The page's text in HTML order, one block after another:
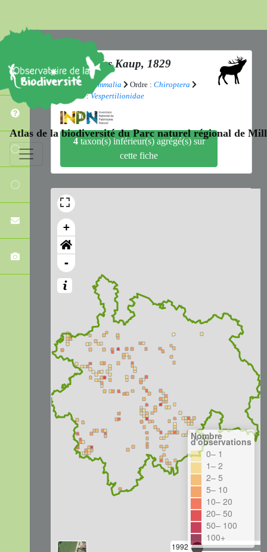
Atlas de la biodiversité du Parc naturel régional de
PipistrellusKaup, 1829
Classe : Mammalia Ordre : Chiroptera
Famille :Vespertilionidae
4 taxon(s) inférieur(s) agrégé(s) sur
cette fiche
+
-
1992
Nombre
d'observations
0– 1
1– 2
2– 5
5– 10
10– 20
20– 50
50– 100
100+